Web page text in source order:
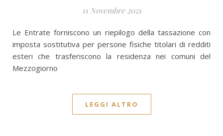
11 Novembre 2021
Le Entrate forniscono un riepilogo della tassazione con
imposta sostitutiva per persone fisiche titolari di redditi
esteri che trasferiscono la residenza nei comuni del
Mezzogiorno
LEGGI ALTRO